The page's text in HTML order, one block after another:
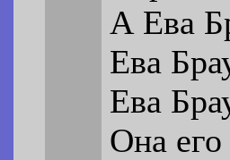
А Ева
Ева
Ева
Она его